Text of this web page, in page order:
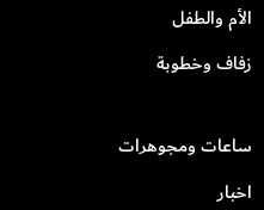
الأم والطفل
زفاف وخطوبة
ساعات ومجوهرات
اخبار